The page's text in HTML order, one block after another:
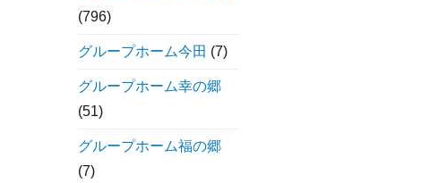
(796)
グループホーム今田 (7)
グループホーム幸の郷
(51)
グループホーム福の郷
(7)